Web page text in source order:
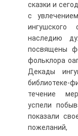
сказки и
с
ингушского
наследию
посвящены
фольклора
Декады
течение
успели
показали